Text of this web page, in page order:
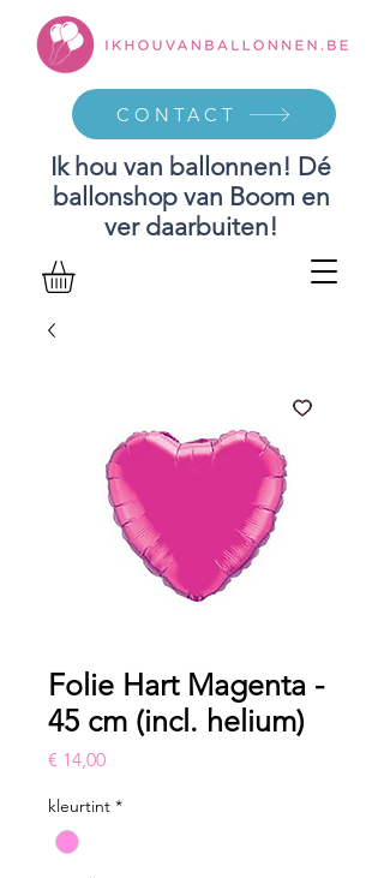
Ik hou van ballonnen! Dé
ballonshop van Boom en
ver daarbuiten!
CONTACT
Folie Hart Magenta -
45 cm (incl. helium)
€ 14,00Prijs
kleurtint *